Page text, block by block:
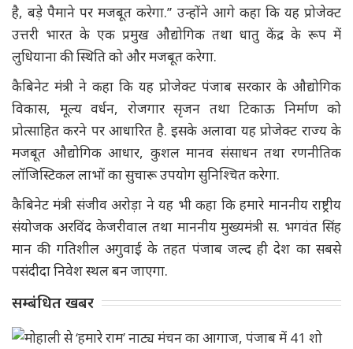
है, बड़े पैमाने पर मजबूत करेगा.’’ उन्होंने आगे कहा कि यह प्रोजेक्ट
उत्तरी भारत के एक प्रमुख औद्योगिक तथा धातु केंद्र के रूप में
लुधियाना की स्थिति को और मजबूत करेगा.
कैबिनेट मंत्री ने कहा कि यह प्रोजेक्ट पंजाब सरकार के औद्योगिक
विकास, मूल्य वर्धन, रोजगार सृजन तथा टिकाऊ निर्माण को
प्रोत्साहित करने पर आधारित है. इसके अलावा यह प्रोजेक्ट राज्य के
मजबूत औद्योगिक आधार, कुशल मानव संसाधन तथा रणनीतिक
लॉजिस्टिकल लाभों का सुचारू उपयोग सुनिश्चित करेगा.
कैबिनेट मंत्री संजीव अरोड़ा ने यह भी कहा कि हमारे माननीय राष्ट्रीय
संयोजक अरविंद केजरीवाल तथा माननीय मुख्यमंत्री स. भगवंत सिंह
मान की गतिशील अगुवाई के तहत पंजाब जल्द ही देश का सबसे
पसंदीदा निवेश स्थल बन जाएगा.
सम्बंधित खबर